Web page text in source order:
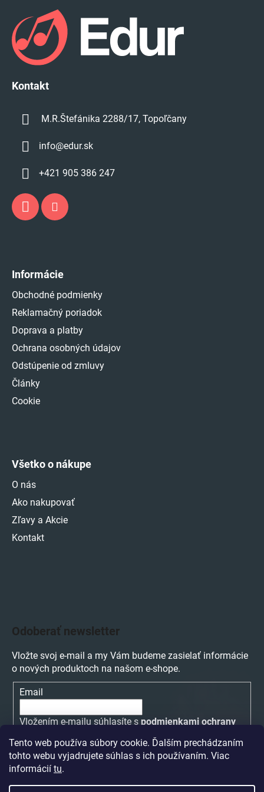
Tento web používa súbory cookie. Ďalším prechádzaním
tohto webu vyjadrujete súhlas s ich používaním. Viac
informácií tu.
Kontakt
M.R.Štefánika 2288/17, Topoľčany
info@edur.sk
+421 905 386 247
Informácie
Obchodné podmienky
Reklamačný poriadok
Doprava a platby
Ochrana osobných údajov
Odstúpenie od zmluvy
Články
Cookie
Všetko o nákupe
O nás
Ako nakupovať
Zľavy a Akcie
Kontakt
Odoberať newsletter
Vložte svoj e-mail a my Vám budeme zasielať informácie
o nových produktoch na našom e-shope.
Email
Vložením e-mailu súhlasíte s podmienkami ochrany
PRIHLÁSIŤ SA